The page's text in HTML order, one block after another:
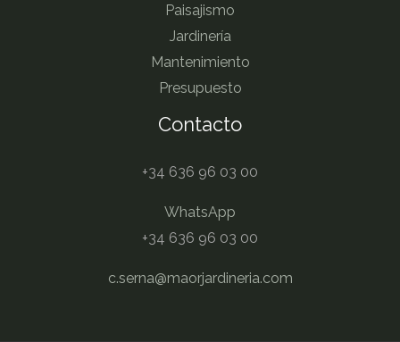
Paisajismo
Jardinería
Mantenimiento
Presupuesto
Contacto
+34 636 96 03 00
WhatsApp
+34 636 96 03 00
c.serna@maorjardineria.com